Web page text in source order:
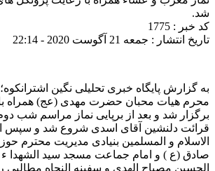
شد.
کد خبر : 1775
تاریخ انتشار : جمعه 21 آگوست 2020 - 22:14
به گزارش پایگاه خبری تحلیلی نگین
محرم هیات محبان حضرت مهدی (عج) همراه
برگزار شد و بعد از برپایی نماز مراسم شب
قرائت دلنشین آقای اسدی شروع شد و سپس
الاسلام و المسلمین بنیادی مدیریت محترم
صادق (ع ) و امام جماعت مسجد سید الشهدا
الحسین مصباح الهدی و سفینه النجاه مطالبی